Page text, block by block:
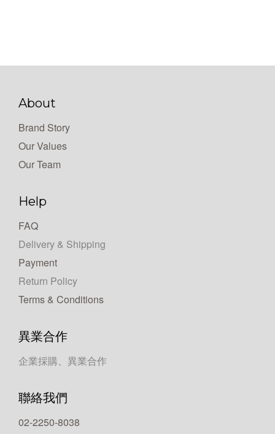
About
Brand Story
Our Values
Our Team
Help
FAQ
Delivery & Shipping
Payment
Return Policy
Terms & Conditions
異業合作
企業採購、異業合作
聯絡我們
02-2250-8038